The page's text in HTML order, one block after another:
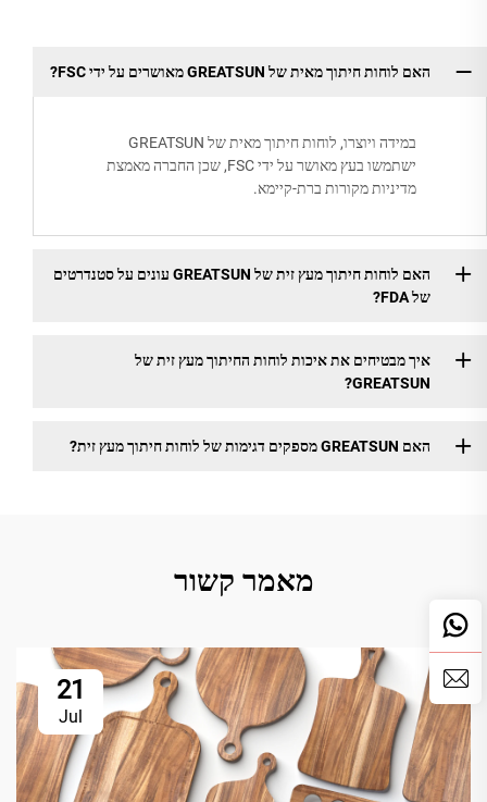
האם לוחות חיתוך מאית של GREATSUN מאושרים על ידי FSC?
במידה ויוצרו, לוחות חיתוך מאית של GREATSUN
ישתמשו בעץ מאושר על ידי FSC, שכן החברה מאמצת
מדיניות מקורות ברת-קיימא.
האם לוחות חיתוך מעץ זית של GREATSUN עונים על סטנדרטים
של FDA?
איך מבטיחים את איכות לוחות החיתוך מעץ זית של
GREATSUN?
האם GREATSUN מספקים דגימות של לוחות חיתוך מעץ זית?
מאמר קשור
21
Jul